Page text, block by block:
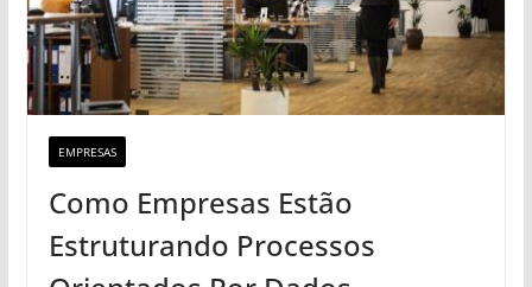
EMPRESAS
Como Empresas Estão
Estruturando Processos